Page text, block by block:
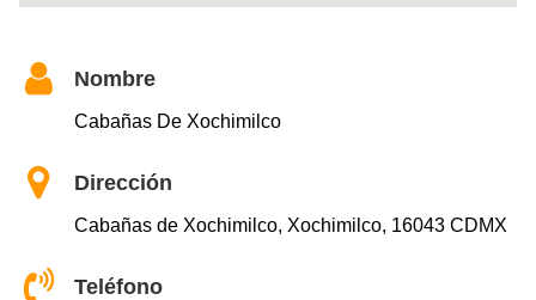
Nombre
Cabañas De Xochimilco
Dirección
Cabañas de Xochimilco, Xochimilco, 16043 CDMX
Teléfono